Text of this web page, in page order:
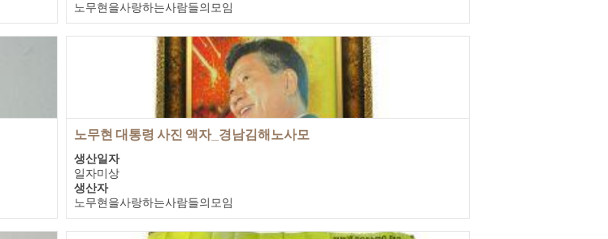
노무현을사랑하는사람들의모임
기증자
노무현을사랑하는사람들의모임
노무현 대통령 사진 액자_경남김해노사모
생산일자
일자미상
생산자
노무현을사랑하는사람들의모임
기증자
노무현을사랑하는사람들의모임